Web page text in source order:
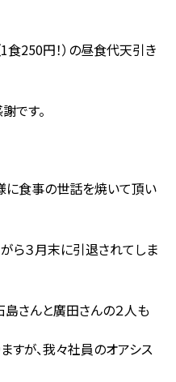
食250円！）の昼食代天引き
です。
に食事の世話を焼いて頂い
ら３月末に引退されてしま
さんと廣田さんの２人も
すが、我々社員のオアシス